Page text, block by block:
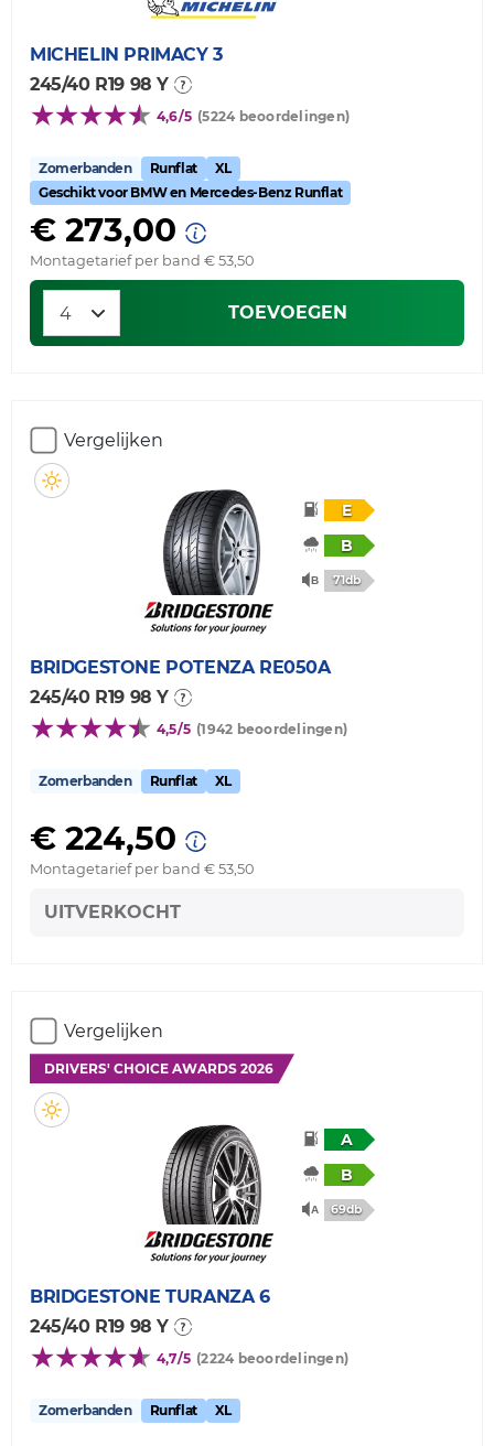
MICHELIN PRIMACY 3
245/40 R19 98 Y
4,6/5 (5224 beoordelingen)
Zomerbanden Runflat
XL
Geschikt voor BMW en Mercedes-Benz Runflat
€ 273,00
Montagetarief per band € 53,50
TOEVOEGEN
Vergelijken
E
B
71db
BRIDGESTONE POTENZA RE050A
245/40 R19 98 Y
4,5/5 (1942 beoordelingen)
Zomerbanden Runflat XL
€ 224,50
Montagetarief per band € 53,50
UITVERKOCHT
Vergelijken
DRIVERS' CHOICE AWARDS 2026
A
B
69db
BRIDGESTONE TURANZA 6
245/40 R19 98 Y
4,7/5 (2224 beoordelingen)
Zomerbanden Runflat XL